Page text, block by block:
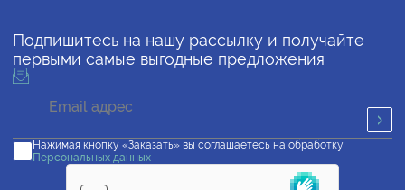
Подпишитесь на нашу рассылку и получайте
первыми самые выгодные предложения
Нажимая кнопку «Заказать» вы соглашаетесь на обработку
Персональных данных